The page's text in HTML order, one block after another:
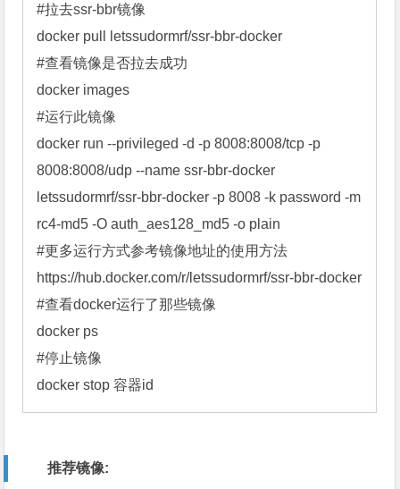
#拉去ssr-bbr镜像
docker pull letssudormrf/ssr-bbr-docker
#查看镜像是否拉去成功
docker images
#运行此镜像
docker run --privileged -d -p 8008:8008/tcp -p
8008:8008/udp --name ssr-bbr-docker
letssudormrf/ssr-bbr-docker -p 8008 -k password -m
rc4-md5 -O auth_aes128_md5 -o plain
#更多运行方式参考镜像地址的使用方法
https://hub.docker.com/r/letssudormrf/ssr-bbr-docker
#查看docker运行了那些镜像
docker ps
#停止镜像
docker stop 容器id
推荐镜像: